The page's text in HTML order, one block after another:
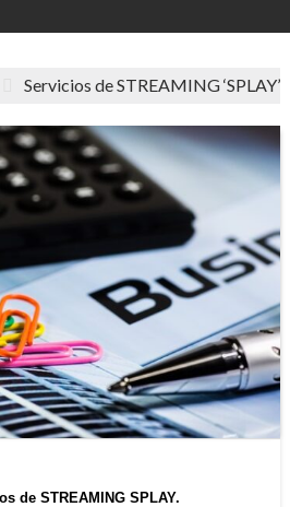
Servicios de STREAMING ‘SPLAY’
de STREAMING SPLAY.